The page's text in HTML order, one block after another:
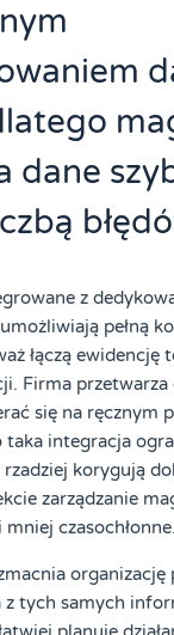
dane
z
pełną
łączą ewidencję
Firma przetwarza
się na ręcznym
integracja
korygują
zarządzanie
czasochłonne.
organizację
z tych samych